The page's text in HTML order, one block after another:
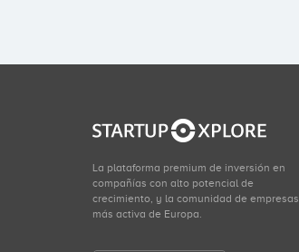
La plataforma premium de inversión en
compañías con alto potencial de
crecimiento, y la comunidad de empresas
más activa de Europa.